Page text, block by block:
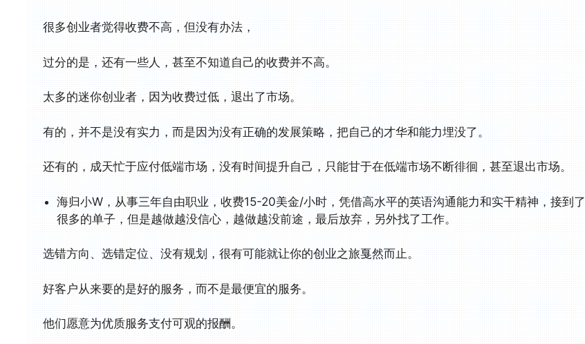
很多创业者觉得收费不高，但没有办法，
过分的是，还有一些人，甚至不知道自己的收费并不高。
太多的迷你创业者，因为收费过低，退出了市场。
有的，并不是没有实力，而是因为没有正确的发展策略，把自己的才华和能力埋没了。
还有的，成天忙于应付低端市场，没有时间提升自己，只能甘于在低端市场不断徘徊，甚至退出市场。
海归小W，从事三年自由职业，收费15-20美金/小时，凭借高水平的英语沟通能力和实干精神，接到了
很多的单子，但是越做越没信心，越做越没前途，最后放弃，另外找了工作。
选错方向、选错定位、没有规划，很有可能就让你的创业之旅戛然而止。
好客户从来要的是好的服务，而不是最便宜的服务。
他们愿意为优质服务支付可观的报酬。